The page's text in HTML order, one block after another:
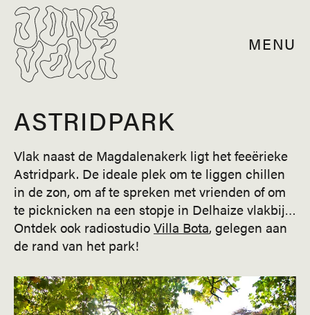
MENU
ASTRIDPARK
Vlak naast de Magdalenakerk ligt het feeërieke
Astridpark. De ideale plek om te liggen chillen
in de zon, om af te spreken met vrienden of om
te picknicken na een stopje in Delhaize vlakbij…
Ontdek ook radiostudioVilla Bota, gelegen aan
de rand van het park!